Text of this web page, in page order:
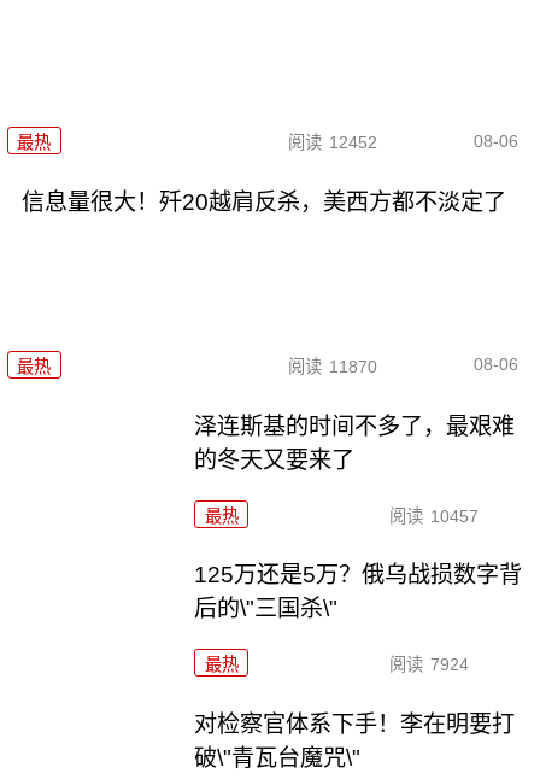
最热 阅读 12452 08-06
信息量很大！歼20越肩反杀，美西方都不淡定了
最热 阅读 11870 08-06
泽连斯基的时间不多了，最艰难
的冬天又要来了
最热 阅读 10457
125万还是5万？俄乌战损数字背
后的\"三国杀\"
最热 阅读 7924
对检察官体系下手！李在明要打
破\"青瓦台魔咒\"